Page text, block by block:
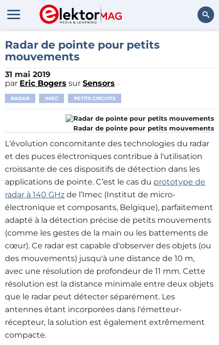
Radar de pointe pour petits
mouvements
31 mai 2019
par Eric Bogers sur Sensors
RADAR IMEC PETITS CIRCUITS
Radar de pointe pour petits mouvements
L'évolution concomitante des technologies du radar
et des puces électroniques contribue à l'utilisation
croissante de ces dispositifs de détection dans les
applications de pointe. C’est le cas du prototype de
radar à 140 GHz de l’Imec (Institut de micro-
électronique et composants, Belgique), parfaitement
adapté à la détection précise de petits mouvements
(comme les gestes de la main ou les battements de
cœur). Ce radar est capable d'observer des objets (ou
des mouvements) jusqu'à une distance de 10 m,
avec une résolution de profondeur de 11 mm. Cette
résolution est la distance minimale entre deux objets
que le radar peut détecter séparément. Les
antennes étant incorporées dans l'émetteur-
récepteur, la solution est également extrêmement
compacte.